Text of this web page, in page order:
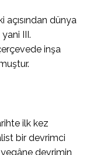
açısından dünya
III.
inşa
ilk kez
bir devrimci
devrimin